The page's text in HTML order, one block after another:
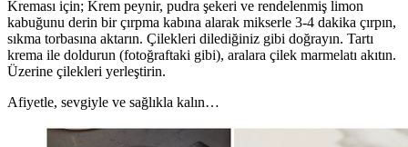
Kreması için; Krem peynir, pudra şekeri ve rendelenmiş limon
kabuğunu derin bir çırpma kabına alarak mikserle 3-4 dakika çırpın,
sıkma torbasına aktarın. Çilekleri dilediğiniz gibi doğrayın. Tartı
krema ile doldurun (fotoğraftaki gibi), aralara çilek marmelatı akıtın.
Üzerine çilekleri yerleştirin.
Afiyetle, sevgiyle ve sağlıkla kalın…